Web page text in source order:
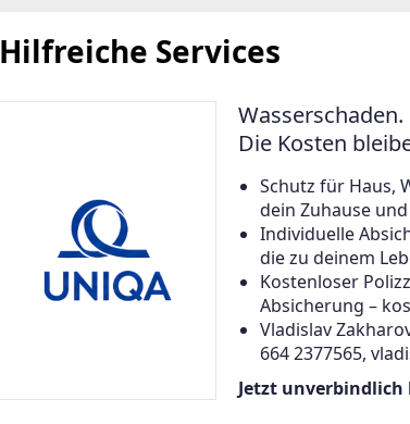
Hilfreiche Services
Die Kosten
Schutz für Haus,
dein Zuhause
Individuelle
die zu deinem
Kostenloser
Absicherung –
Vladislav
664 2377565,
Jetzt unverbindlich